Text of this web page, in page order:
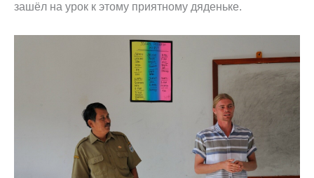
зашёл на урок к этому приятному дяденьке.